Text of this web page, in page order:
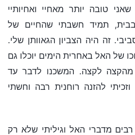
טובה יותר מאחיי ואחיותיי
תמיד חשבתי שהחיים של
זה היה הצביון הגאוותן שלי.
של האל באחרית הימים יוכלו גם
מהקצה לקצה. המשכנו לדבר עד
להזנה רוחנית רבה וחשתי
מדברי האל וגיליתי שלא רק